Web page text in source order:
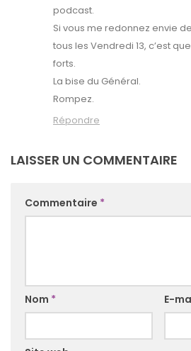
podcast.
Si vous me redonnez envie
tous les Vendredi 13, c’est
forts.
La bise du Général.
Rompez.
Répondre
LAISSER UN COMMENTAIRE
Commentaire *
Nom * E-